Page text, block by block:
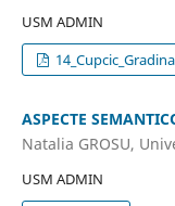
USM ADMIN
ASPECTE
Natalia GROSU,
USM ADMIN